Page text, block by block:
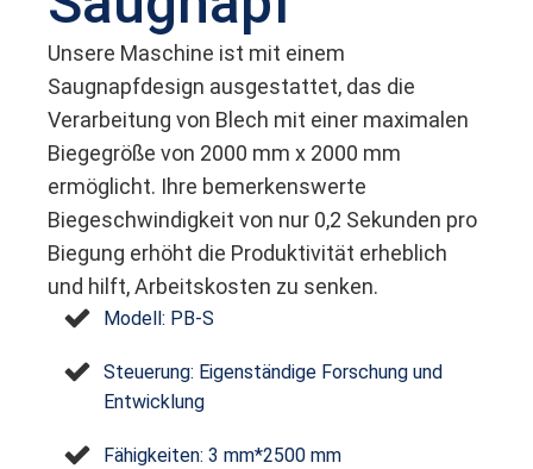
Unsere Maschine ist mit einem
Saugnapfdesign ausgestattet, das die
Verarbeitung von Blech mit einer maximalen
Biegegröße von 2000 mm x 2000 mm
ermöglicht. Ihre bemerkenswerte
Biegeschwindigkeit von nur 0,2 Sekunden pro
Biegung erhöht die Produktivität erheblich
und hilft, Arbeitskosten zu senken.
Modell: PB-S
Steuerung: Eigenständige Forschung und
Entwicklung
Fähigkeiten: 3 mm*2500 mm